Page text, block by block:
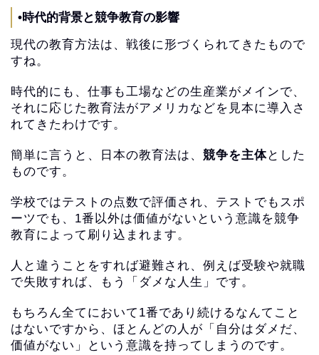
•時代的背景と競争教育の影響
現代の教育方法は、戦後に形づくられてきたもので
すね。
時代的にも、仕事も工場などの生産業がメインで、
それに応じた教育法がアメリカなどを見本に導入さ
れてきたわけです。
簡単に言うと、日本の教育法は、 競争を主体とした
ものです。
学校ではテストの点数で評価され、テストでもスポ
ーツでも、 1番以外は価値がないという意識を競争
教育によって刷り込まれます。
人と違うことをすれば避難され、例えば受験や就職
で失敗すれば、もう「 ダメな人生」です。
もちろん全てにおいて1番であり続けるなんてこと
はないですから 、ほとんどの人が「自分はダメだ、
価値がない」
という意識を持ってしまうのです。